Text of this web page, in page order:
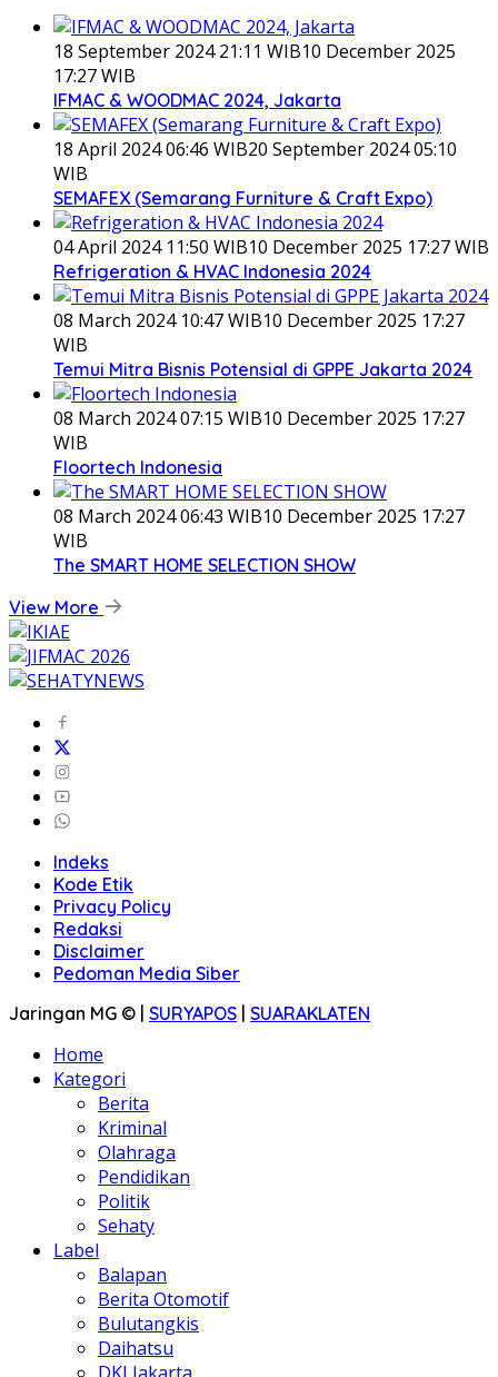
18 September 2024 21:11 WIB10 December 2025
17:27 WIB
IFMAC & WOODMAC 2024, Jakarta
18 April 2024 06:46 WIB20 September 2024 05:10
WIB
SEMAFEX (Semarang Furniture & Craft Expo)
04 April 2024 11:50 WIB10 December 2025 17:27 WIB
Refrigeration & HVAC Indonesia 2024
08 March 2024 10:47 WIB10 December 2025 17:27
WIB
Temui Mitra Bisnis Potensial di GPPE Jakarta 2024
08 March 2024 07:15 WIB10 December 2025 17:27
WIB
Floortech Indonesia
08 March 2024 06:43 WIB10 December 2025 17:27
WIB
The SMART HOME SELECTION SHOW
View More
Indeks
Kode Etik
Privacy Policy
Redaksi
Disclaimer
Pedoman Media Siber
Jaringan MG © | SURYAPOS | SUARAKLATEN
Home
Kategori
Berita
Kriminal
Olahraga
Pendidikan
Politik
Sehaty
Label
Balapan
Berita Otomotif
Bulutangkis
Daihatsu